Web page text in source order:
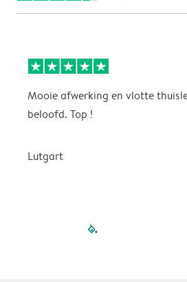
Mooie afwerking en vlotte
beloofd. Top !
Lutgart
filled-